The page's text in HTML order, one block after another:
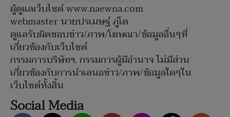
ผู้ดูแลเว็บไซต์ www.naewna.com
webmaster นายปรเมษฐ์ ภู่โต
ดูแลรับผิดชอบข่าว/ภาพ/โฆษณา/ข้อมูลอื่นๆที่
เกี่ยวข้องกับเว็บไซต์
กรรมการบริษัทฯ, กรรมการผู้มีอำนาจ ไม่มีส่วน
เกี่ยวข้องกับการนำเสนอข่าว/ภาพ/ข้อมูลใดๆใน
เว็บไซต์ทั้งสิ้น
Social Media